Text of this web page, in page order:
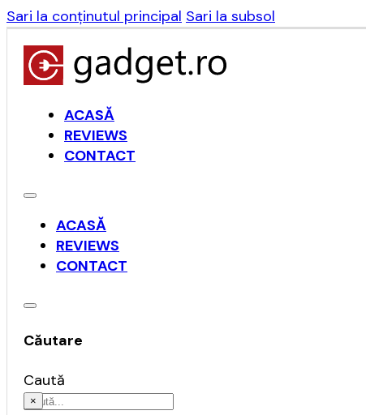
Sari la conținutul principal Sari la subsol
ACASĂ
REVIEWS
CONTACT
ACASĂ
REVIEWS
CONTACT
Căutare
Caută
×